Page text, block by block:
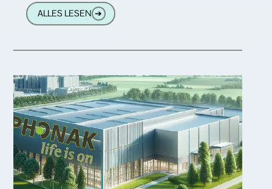
echte KI oder nur um
ALLES LESEN ➔